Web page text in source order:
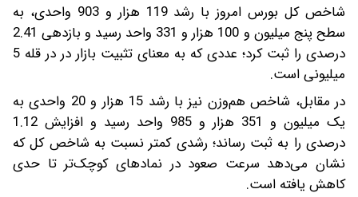
شاخص کل بورس امروز با رشد 119 هزار و 903 واحدی، به
سطح پنج میلیون و 100 هزار و 331 واحد رسید و بازدهی 2.41
درصدی را ثبت کرد؛ عددی که به ‌معنای تثبیت بازار در در قله 5
میلیونی است.
در مقابل، شاخص هم‌وزن نیز با رشد 15 هزار و 20 واحدی به
یک میلیون و 351 هزار و 985 واحد رسید و افزایش 1.12
درصدی را به ثبت رساند؛ رشدی کمتر نسبت به شاخص کل که
نشان می‌دهد سرعت صعود در نمادهای کوچک‌تر تا حدی
کاهش یافته است.